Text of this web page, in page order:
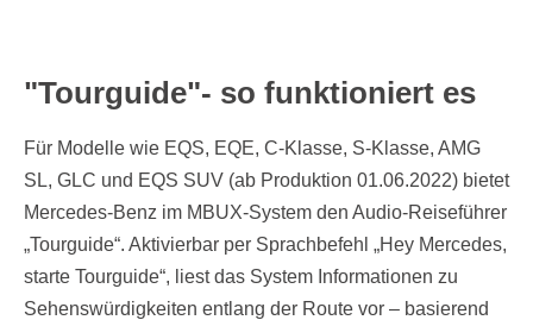
"Tourguide"- so funktioniert es
Für Modelle wie EQS, EQE, C-Klasse, S-Klasse, AMG
SL, GLC und EQS SUV (ab Produktion 01.06.2022) bietet
Mercedes-Benz im MBUX-System den Audio-Reiseführer
„Tourguide“. Aktivierbar per Sprachbefehl „Hey Mercedes,
starte Tourguide“, liest das System Informationen zu
Sehenswürdigkeiten entlang der Route vor – basierend